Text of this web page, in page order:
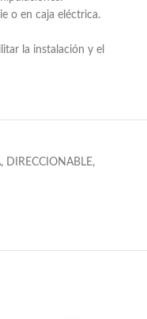
o en caja eléctrica.
la instalación y el
, DIRECCIONABLE,